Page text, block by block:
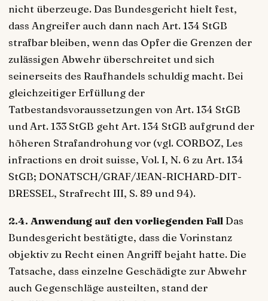
nicht überzeuge. Das Bundesgericht hielt fest,
dass Angreifer auch dann nach Art. 134 StGB
strafbar bleiben, wenn das Opfer die Grenzen der
zulässigen Abwehr überschreitet und sich
seinerseits des Raufhandels schuldig macht. Bei
gleichzeitiger Erfüllung der
Tatbestandsvoraussetzungen von Art. 134 StGB
und Art. 133 StGB geht Art. 134 StGB aufgrund der
höheren Strafandrohung vor (vgl. CORBOZ, Les
infractions en droit suisse, Vol. I, N. 6 zu Art. 134
StGB; DONATSCH/GRAF/JEAN-RICHARD-DIT-
BRESSEL, Strafrecht III, S. 89 und 94).
2.4. Anwendung auf den vorliegenden Fall Das
Bundesgericht bestätigte, dass die Vorinstanz
objektiv zu Recht einen Angriff bejaht hatte. Die
Tatsache, dass einzelne Geschädigte zur Abwehr
auch Gegenschläge austeilten, stand der